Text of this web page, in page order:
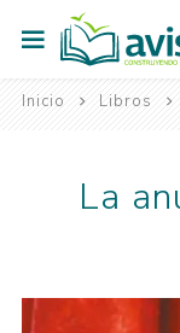
Inicio Libros
La